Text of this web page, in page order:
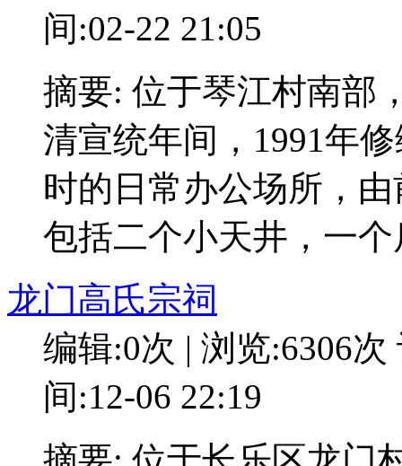
间:02-22 21:05
摘要: 位于琴江村南部
清宣统年间，1991年
时的日常办公场所，
包括二个小天井，一
龙门高氏宗祠
编辑:0次 | 浏览:6306次
间:12-06 22:19